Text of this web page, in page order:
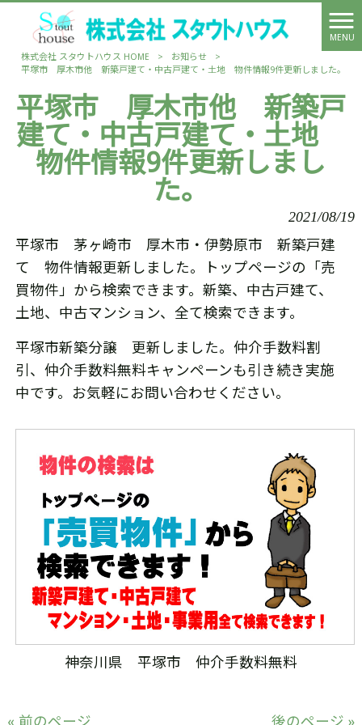
MENU
株式会社 スタウトハウス HOME
> お知らせ
>
平塚市 厚木市他 新築戸建て・中古戸建て・土地 物件情報9件更新しました。
平塚市 厚木市他 新築戸
建て・中古戸建て・土地
物件情報9件更新しまし
た。
2021/08/19
平塚市 茅ヶ崎市 厚木市・伊勢原市 新築戸建
て 物件情報更新しました。トップページの「売
買物件」から検索できます。新築、中古戸建て、
土地、中古マンション、全て検索できます。
平塚市新築分譲 更新しました。仲介手数料割
引、仲介手数料無料キャンペーンも引き続き実施
中です。お気軽にお問い合わせください。
神奈川県 平塚市 仲介手数料無料